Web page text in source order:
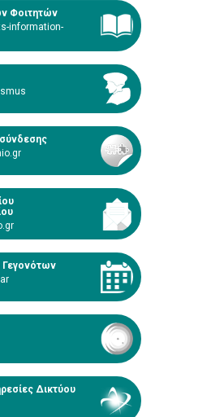
Φοιτητών
information-
Γεγονότων
Δικτύου